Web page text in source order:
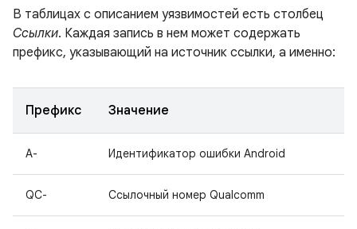
В таблицах с описанием уязвимостей есть столбец
Ссылки. Каждая запись в нем может содержать
префикс, указывающий на источник ссылки, а именно:
Префикс Значение
A- Идентификатор ошибки Android
QC- Ссылочный номер Qualcomm